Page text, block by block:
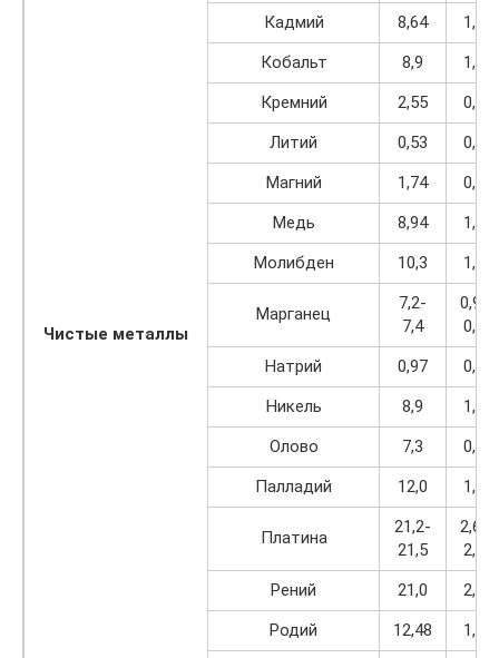
Чистые металлы
Кадмий
8,64
1,10
Кобальт
8,9
1,13
Кремний
2,55
0,32
Литий
0,53
0,07
Магний
1,74
0,22
Медь
8,94
1,14
Молибден
10,3 1,31
Марганец
7,2-
7,4
0,91-
0,94
Натрий
0,97
0,12
Никель
8,9
1,13
Олово
7,3
0,93
Палладий
12,0 1,52
Платина
21,2-
21,5
2,69-
2,73
Рений
21,0
2,67
Родий
12,48
1,58